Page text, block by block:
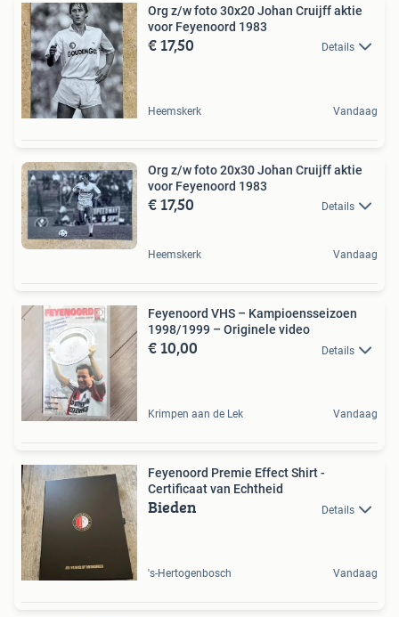
Org z/w foto 30x20 Johan Cruijff aktie
voor Feyenoord 1983
€ 17,50 Details
Heemskerk Vandaag
Org z/w foto 20x30 Johan Cruijff aktie
voor Feyenoord 1983
€ 17,50 Details
Heemskerk Vandaag
Feyenoord VHS – Kampioensseizoen
1998/1999 – Originele video
€ 10,00 Details
Krimpen aan de Lek Vandaag
Feyenoord Premie Effect Shirt -
Certificaat van Echtheid
Bieden Details
's-Hertogenbosch Vandaag